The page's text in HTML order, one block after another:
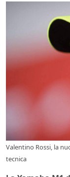
Valentino Rossi, la
tecnica